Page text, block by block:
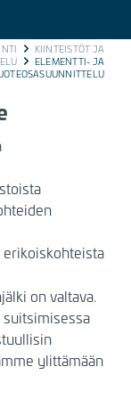
KIINTEISTÖT JA
ELEMENTTI- JA
on valtava.
ylittämään